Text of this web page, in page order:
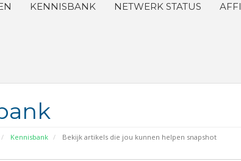
KENNISBANK NETWERK STATUS
Kennisbank Bekijk artikels die jou kunnen helpen snapshot